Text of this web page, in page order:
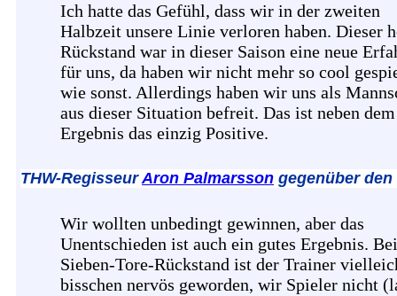
Ich hatte das Gefühl, dass wir in der zweiten
Halbzeit unsere Linie verloren haben. Dieser
Rückstand war in dieser Saison eine neue
für uns, da haben wir nicht mehr so cool
wie sonst. Allerdings haben wir uns als
aus dieser Situation befreit. Das ist neben dem
Ergebnis das einzig Positive.
THW-RegisseurAron Palmarsson gegenüber den
Wir wollten unbedingt gewinnen, aber das
Unentschieden ist auch ein gutes Ergebnis.
Sieben-Tore-Rückstand ist der Trainer
bisschen nervös geworden, wir Spieler nicht